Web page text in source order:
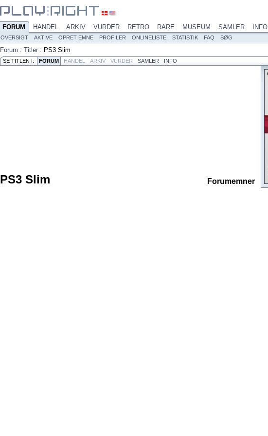
FORUM HANDEL ARKIV VURDER RETRO RARE MUSEUM SAMLER INFO
OVERSIGT AKTIVE OPRET EMNE PROFILER ONLINELISTE STATISTIK FAQ SØG
Forum : Titler : PS3 Slim
SE TITLEN I: FORUM HANDEL ARKIV VURDER SAMLER INFO
PS3 Slim Forumemner